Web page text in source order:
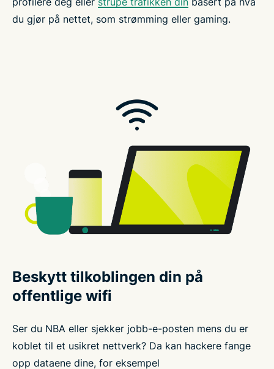
du gjør på nettet, som strømming eller gaming.
Beskytt tilkoblingen din på
offentlige wifi
Ser du NBA eller sjekker jobb-e-posten mens du er
koblet til et usikret nettverk? Da kan hackere fange
opp dataene dine, for eksempel